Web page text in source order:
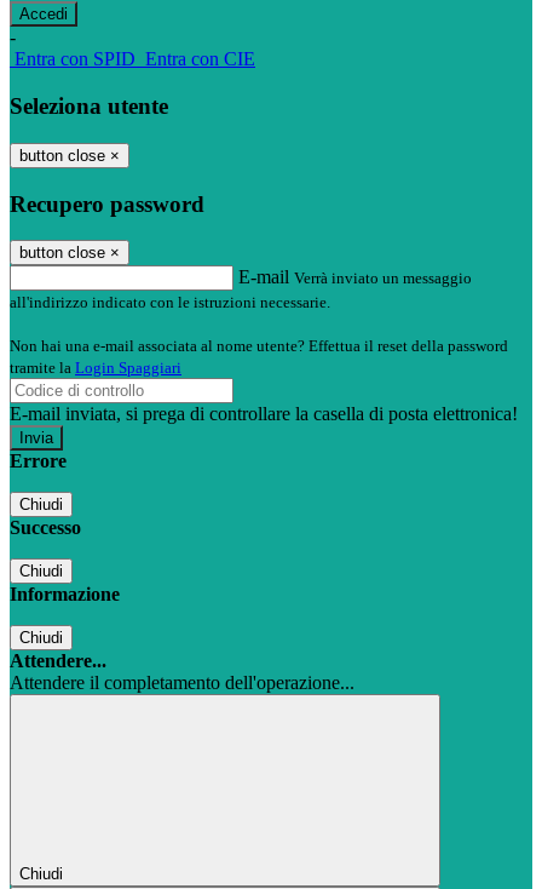
-
Entra con SPID Entra con CIE
Seleziona utente
button close ×
Recupero password
button close ×
E-mail Verrà inviato un messaggio
all'indirizzo indicato con le istruzioni necessarie.
Non hai una e-mail associata al nome utente? Effettua il reset della password
tramite la Login Spaggiari
E-mail inviata, si prega di controllare la casella di posta elettronica!
Errore
Chiudi
Successo
Chiudi
Informazione
Chiudi
Attendere...
Attendere il completamento dell'operazione...
Chiudi